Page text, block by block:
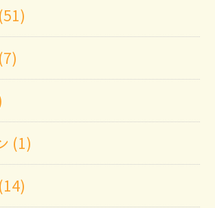
(1)